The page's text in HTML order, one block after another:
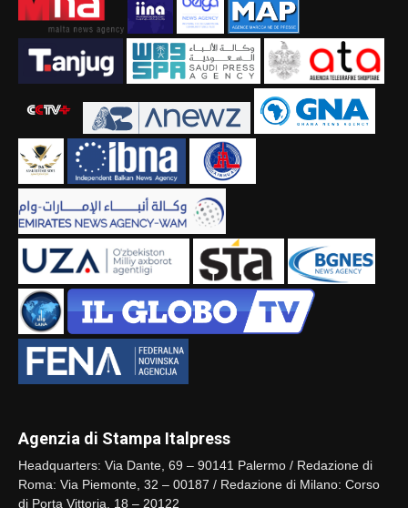
Agenzia di Stampa Italpress
Headquarters: Via Dante, 69 – 90141 Palermo / Redazione di
Roma: Via Piemonte, 32 – 00187 / Redazione di Milano: Corso
di Porta Vittoria, 18 – 20122